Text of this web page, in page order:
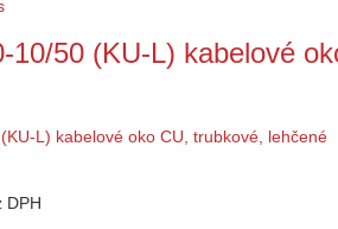
10/50 (KU-L) kabelové
DPH